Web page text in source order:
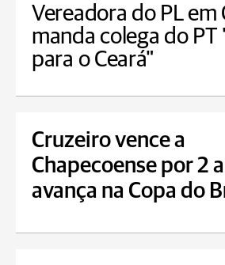
Vereadora do PL em
manda colega do
para o Ceará"
Cruzeiro vence a
Chapecoense por 2
avança na Copa do